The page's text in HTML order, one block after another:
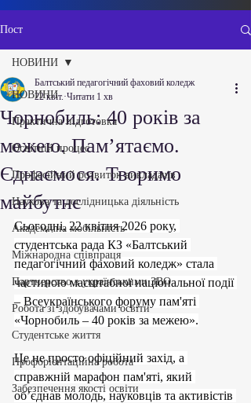
Пост
НОВИНИ
Практична підготовка
Освітній процес
Професійний розвиток викладачів
Наукова та дослідницька діяльність
Академічна мобільність
Міжнародна співпраця
Партнерство з українськими ЗВО
Робота зі здобувачами освіти
Студентське життя
Профорієнтаційна робота
Забезпечення якості освіти
НОВИНИ
Чорнобиль: 40 років за
межею. Пам’ятаємо.
Єднаємося. Творимо
майбутнє
Балтський педагогічний фаховий коледж
22 квіт. Читати 1 хв
Сьогодні, 22 квітня 2026 року,
студентська рада КЗ «Балтський
педагогічний фаховий коледж» стала
частиною масштабної національної події
– Всеукраїнського форуму пам'яті
«Чорнобиль – 40 років за межею».
Це не просто офіційний захід, а
справжній марафон пам'яті, який
об’єднав молодь, науковців та активістів